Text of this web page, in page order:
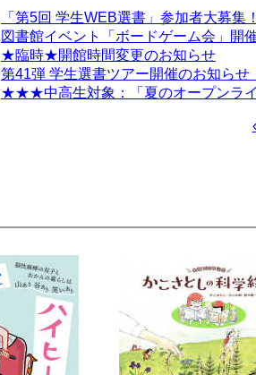
「第5回 学生WEB選書」参加者大募集
図書館イベント「ボードゲーム会」開
★臨時★開館時間変更のお知らせ
第41弾 学生選書ツアー開催のお知らせ
★★★中高生対象：「夏のオープンラ